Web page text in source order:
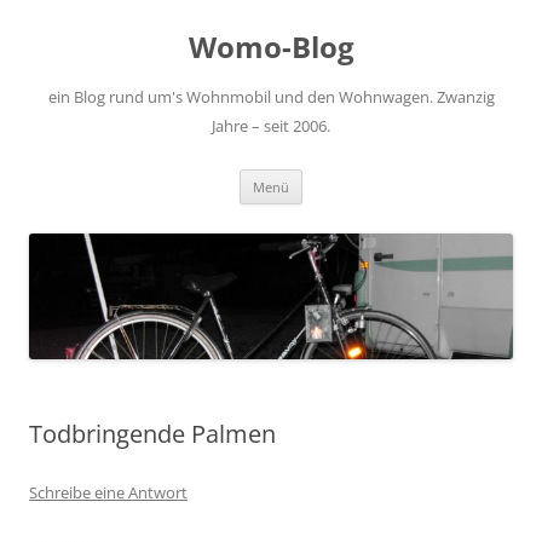
Womo-Blog
ein Blog rund um's Wohnmobil und den Wohnwagen. Zwanzig
Jahre – seit 2006.
Menü
Todbringende Palmen
Schreibe eine Antwort